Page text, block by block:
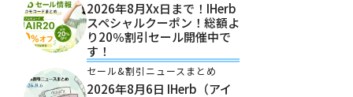
2026年8月xx日まで！iHerb
スペシャルクーポン！総額よ
り20％割引セール開催中で
す！
セール&割引ニュースまとめ
2026年8月6日 IHerb（アイ